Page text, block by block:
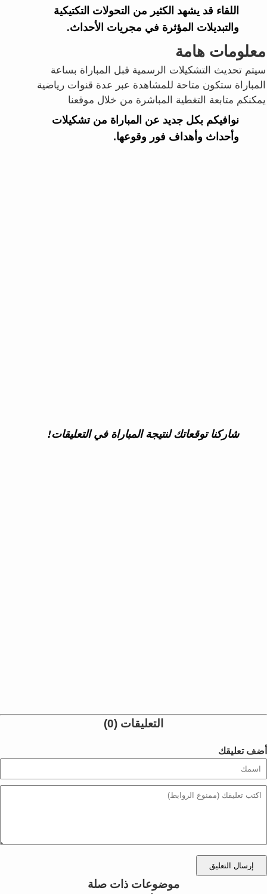
اللقاء قد يشهد الكثير من التحولات التكتيكية
والتبديلات المؤثرة في مجريات الأحداث.
معلومات هامة
سيتم تحديث التشكيلات الرسمية قبل المباراة بساعة
المباراة ستكون متاحة للمشاهدة عبر عدة قنوات رياضية
يمكنكم متابعة التغطية المباشرة من خلال موقعنا
نوافيكم بكل جديد عن المباراة من تشكيلات
وأحداث وأهداف فور وقوعها.
شاركنا توقعاتك لنتيجة المباراة في التعليقات!
التعليقات (0)
أضف تعليقك
إرسال التعليق
موضوعات ذات صلة